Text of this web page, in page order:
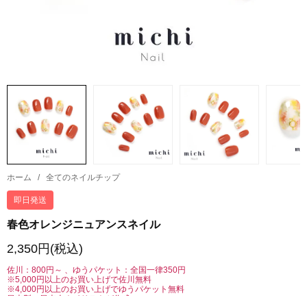
ホーム / 全てのネイルチップ
即日発送
春色オレンジニュアンスネイル
2,350円(税込)
佐川：800円～ 、ゆうパケット：全国一律350円
※5,000円以上のお買い上げで佐川無料
※4,000円以上のお買い上げでゆうパケット無料